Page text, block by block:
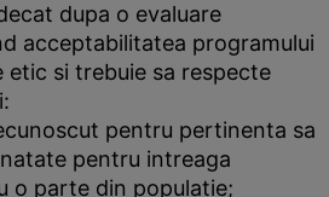
dupa o evaluare
acceptabilitatea programului
etic si trebuie sa respecte
pentru pertinenta sa
pentru intreaga
o parte din populatie;